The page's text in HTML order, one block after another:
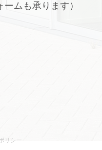
ームも承ります）
リシー